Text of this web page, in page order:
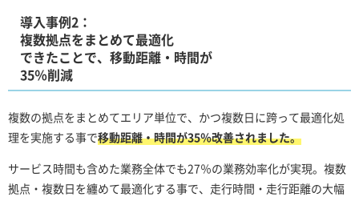
導入事例2：
複数拠点をまとめて最適化
できたことで、移動距離・時間が
35％削減
複数の拠点をまとめてエリア単位で、かつ複数日に跨って最適化処
理を実施する事で移動距離・時間が35％改善されました。
サービス時間も含めた業務全体でも27％の業務効率化が実現。複数
拠点・複数日を纏めて最適化する事で、走行時間・走行距離の大幅